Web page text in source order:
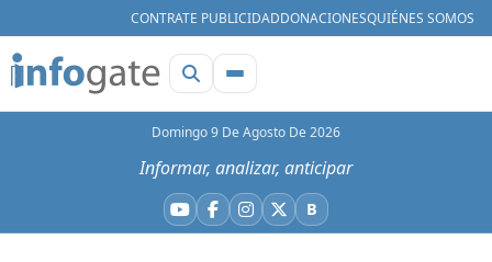
CONTRATE PUBLICIDADDONACIONESQUIÉNES SOMOS
Domingo 9 De Agosto De 2026
Informar, analizar, anticipar
YouTube
Facebook
Instagram
X BBluesky